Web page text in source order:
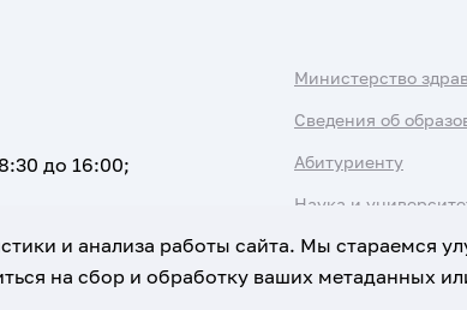
до 16:00;
Министерство
Сведения об
Абитуриенту
Наука и
и анализа работы сайта. Мы стараемся
на сбор и обработку ваших метаданных